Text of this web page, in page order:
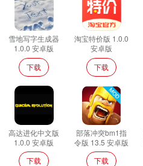
雪地写字生成器
1.0.0 安卓版
下载
淘宝特价版 1.0.0
安卓版
下载
高达进化中文版
1.0.0 安卓版
下载
部落冲突bm1指
令版 13.5 安卓版
下载